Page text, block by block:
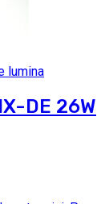
lumina
DE 26W